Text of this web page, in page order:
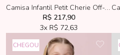
Camisa Infantil Petit Cherie Off-White Com Maxi Laço
R$ 217,90
3x R$ 72,63
CHEGOU